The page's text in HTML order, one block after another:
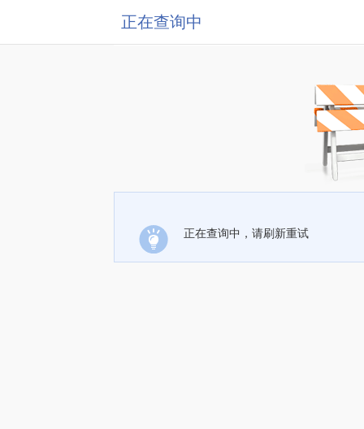
正在查询中
正在查询中，请刷新重试